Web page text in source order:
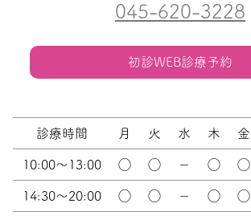
045-620-3228
初診WEB診療予約
診療時間 月 火 水 木 金
10:00～13:00 ◯ ◯ － ◯ ◯
14:30～20:00 ◯ ◯ － ◯ ◯